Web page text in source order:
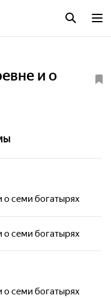
и о
о семи богатырях
о семи богатырях
о семи богатырях